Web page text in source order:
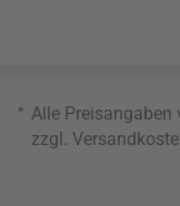
* Alle
zzgl.